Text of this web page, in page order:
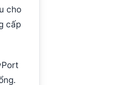
cho
cấp